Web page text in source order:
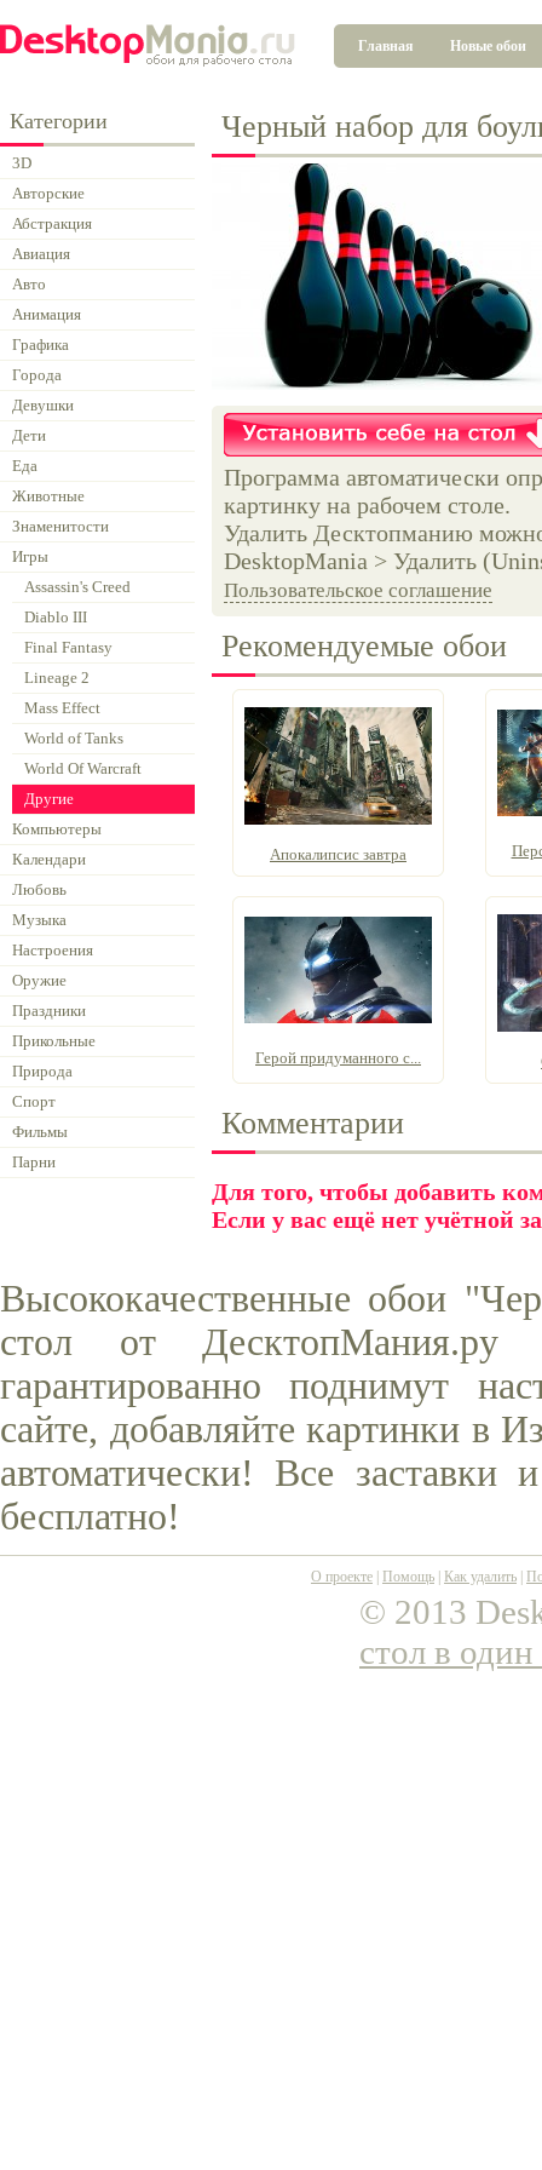
Главная Новые обои
Категории
3D
Авторские
Абстракция
Авиация
Авто
Анимация
Графика
Города
Девушки
Дети
Еда
Животные
Знаменитости
Игры
Assassin's Creed
Diablo III
Final Fantasy
Lineage 2
Mass Effect
World of Tanks
World Of Warcraft
Другие
Компьютеры
Календари
Любовь
Музыка
Настроения
Оружие
Праздники
Прикольные
Природа
Спорт
Фильмы
Парни
Черный набор для
Программа автоматически
картинку на рабочем столе.
Удалить Десктопманию
DesktopMania > Удалить
Пользовательское соглашение
Рекомендуемые обои
Апокалипсис завтра
Герой придуманного с...
Комментарии
Для того, чтобы добавить
Если у вас ещё нет учётной
Высококачественные обои
стол от
гарантированно поднимут
сайте, добавляйте картинки в
автоматически! Все
бесплатно!
О проекте Помощь Как удалить
© 2013
стол в